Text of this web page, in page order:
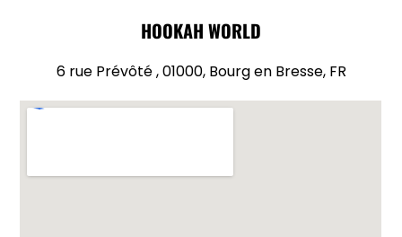
HOOKAH WORLD
6 rue Prévôté , 01000, Bourg en Bresse, FR